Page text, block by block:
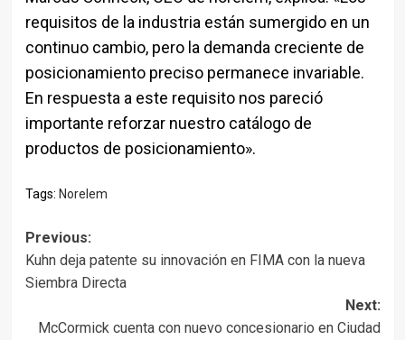
requisitos de la industria están sumergido en un
continuo cambio, pero la demanda creciente de
posicionamiento preciso permanece invariable.
En respuesta a este requisito nos pareció
importante reforzar nuestro catálogo de
productos de posicionamiento».
Tags: Norelem
Post
navigation
Previous:
Kuhn deja patente su innovación en FIMA con la nueva
Siembra Directa
Next:
McCormick cuenta con nuevo concesionario en Ciudad